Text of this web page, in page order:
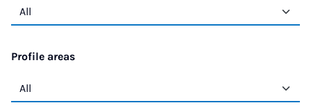
Profile areas